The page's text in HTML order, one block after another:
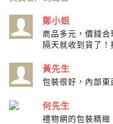
鄭小姐
商品多元，價錢
隔天就收到貨了！
黃先生
包裝很好，內部
何先生
禮物網的包裝精